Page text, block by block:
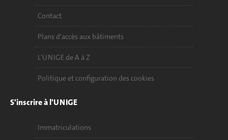
Contact
Plans d'accès aux bâtiments
L'UNIGE de A à Z
Politique et configuration des cookies
S'inscrire à l'UNIGE
Immatriculations